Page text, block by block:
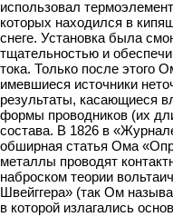
использовал
которых находился в
снеге. Установка была
тщательностью и
тока. Только после этого
имевшиеся источники
результаты, касающиеся
формы проводников (их
состава. В 1826 в
обширная статья Ома
металлы проводят
наброском теории
Швейггера» (так Ом
в которой излагались